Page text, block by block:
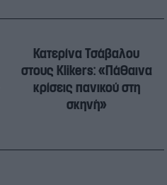
Κατερίνα Τσάβαλου
στους Klikers: «Πάθαινα
κρίσεις πανικού στη
σκηνή»